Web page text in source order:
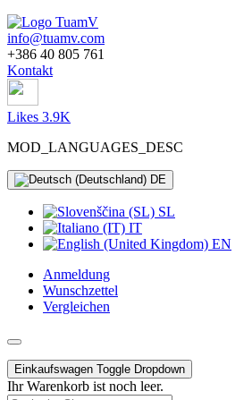
info@tuamv.com
+386 40 805 761
Kontakt
Likes 3.9K
MOD_LANGUAGES_DESC
DE
SL
IT
EN
Anmeldung
Wunschzettel
Vergleichen
Einkaufswagen Toggle Dropdown
Ihr Warenkorb ist noch leer.